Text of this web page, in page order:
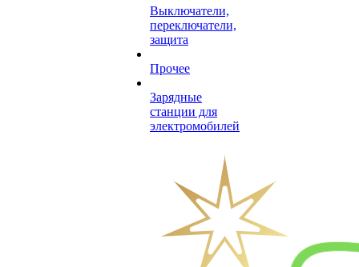
Выключатели,
переключатели,
защита
Прочее
Зарядные
станции для
электромобилей